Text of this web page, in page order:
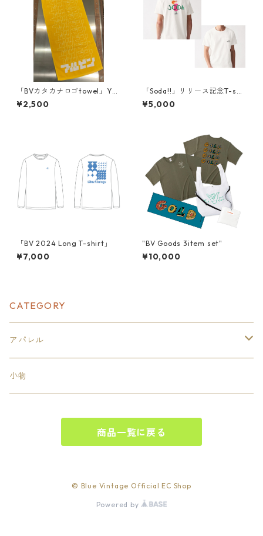
「BVカタカナロゴtowel」YEL
LOW
¥2,500
「Soda!!」リリース記念T-shir
t¥5,000
「BV 2024 Long T-shirt」
¥7,000
"BV Goods 3item set"
¥10,000
CATEGORY
アパレル
トップス
小物
商品一覧に戻る
© Blue Vintage Official EC Shop
Powered by